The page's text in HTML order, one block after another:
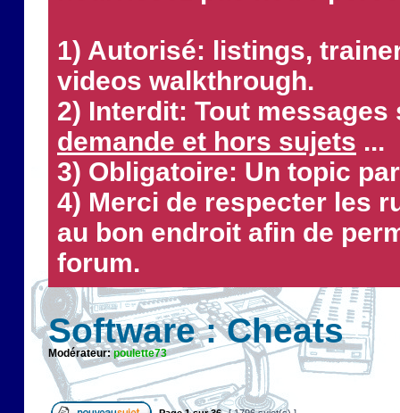
1) Autorisé: listings,
videos walkthrough.
2) Interdit: Tout
demande et hors sujets ...
3) Obligatoire: Un topic
4) Merci de respecter les
au bon endroit afin de
forum.
Software : Cheats
Modérateur:poulette73